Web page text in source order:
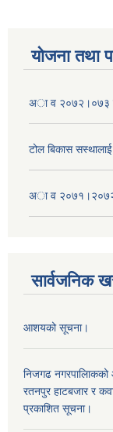
योजना तथा
अा व २०७२।०७३
टोल बिकास
अा‍ व २०७१।२०७२
सार्वजनिक
आशयको सूचना।
निजगढ
रतनपुर हाटबजार र
प्रकाशित सूचना।